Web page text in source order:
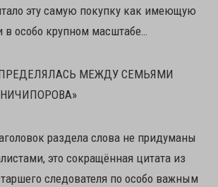
эту самую покупку как имеющую
в особо крупном масштабе…
МЕЖДУ СЕМЬЯМИ
раздела слова не придуманы
это сокращённая цитата из
следователя по особо важным